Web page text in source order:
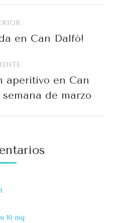
Publicación
en Can Dalfó!
Publicación
siguiente:
aperitivo en Can
de marzo
10 mg